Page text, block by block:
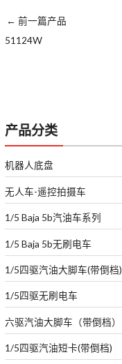
产品分类
机器人底盘
无人车-遥控拍摄车
1/5 Baja 5b汽油车系列
1/5 Baja 5b无刷电车
1/5四驱汽油大脚车(带倒档)
1/5四驱无刷电车
六驱汽油大脚车（带倒档）
1/5四驱汽油短卡(带倒档)
← 前一篇产品
51124W